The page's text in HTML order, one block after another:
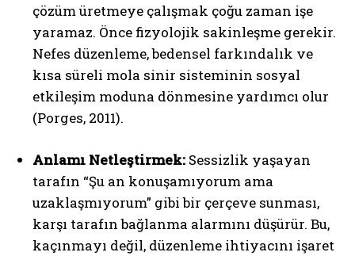
çözüm üretmeye çalışmak çoğu zaman işe
yaramaz. Önce fizyolojik sakinleşme gerekir.
Nefes düzenleme, bedensel farkındalık ve
kısa süreli mola sinir sisteminin sosyal
etkileşim moduna dönmesine yardımcı olur
(Porges, 2011).
Anlamı Netleştirmek: Sessizlik yaşayan
tarafın “Şu an konuşamıyorum ama
uzaklaşmıyorum” gibi bir çerçeve sunması,
karşı tarafın bağlanma alarmını düşürür. Bu,
kaçınmayı değil, düzenleme ihtiyacını işaret